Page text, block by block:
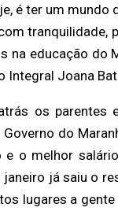
é ter um
na educação do
Integral Joana
os
do
o melhor
já saiu o
lugares a